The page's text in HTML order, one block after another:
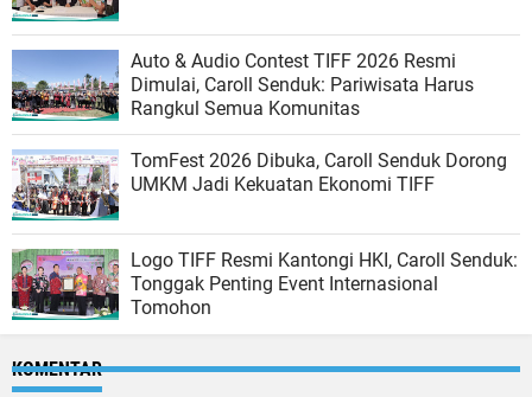
Auto & Audio Contest TIFF 2026 Resmi
Dimulai, Caroll Senduk: Pariwisata Harus
Rangkul Semua Komunitas
TomFest 2026 Dibuka, Caroll Senduk Dorong
UMKM Jadi Kekuatan Ekonomi TIFF
Logo TIFF Resmi Kantongi HKI, Caroll Senduk:
Tonggak Penting Event Internasional
Tomohon
KOMENTAR